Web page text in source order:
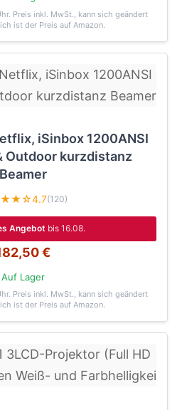
. Preis inkl. MwSt., kann sich geändert
ist der Preis auf Amazon.
iSinbox 1200ANSI
Outdoor kurzdistanz
Beamer
4.7(120)
Angebot bis 16.08.
€
Auf Lager
. Preis inkl. MwSt., kann sich geändert
ist der Preis auf Amazon.